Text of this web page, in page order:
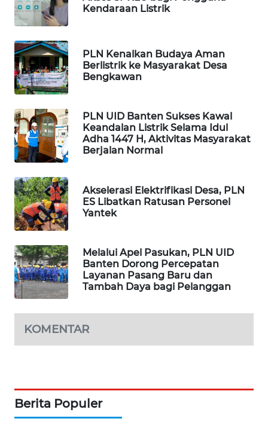
Kendaraan Listrik
PLN Kenalkan Budaya Aman
Berlistrik ke Masyarakat Desa
Bengkawan
PLN UID Banten Sukses Kawal
Keandalan Listrik Selama Idul
Adha 1447 H, Aktivitas Masyarakat
Berjalan Normal
Akselerasi Elektrifikasi Desa, PLN
ES Libatkan Ratusan Personel
Yantek
Melalui Apel Pasukan, PLN UID
Banten Dorong Percepatan
Layanan Pasang Baru dan
Tambah Daya bagi Pelanggan
KOMENTAR
Berita Populer
SONYA
ASA